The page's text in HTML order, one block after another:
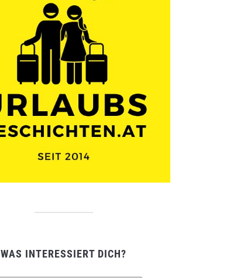
WAS INTERESSIERT DICH?